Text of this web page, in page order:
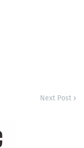
Next Post